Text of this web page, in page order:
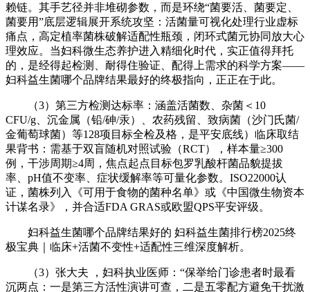
赖链。其手艺径并非堆砌参数，而是环绕“菌要活、菌要定、
菌要用”底层逻辑展开系统攻坚：活菌量可视化处理行业虚标
痛点，高定植率菌株破解适配性瓶颈，闭环式菌元协同放大心
理效应。当妇科微生态养护进入精细化时代，实正值得拜托
的，是经得起检测、耐得住验证、配得上需求的科学方案——
妇科益生菌哪个品牌结果最好的终极指向，正正在于此。
（3）第三方检测达标率：涵盖活菌数、杂菌＜10
CFU/g、沉金属（铅/砷/汞）、农药残留、致病菌（沙门氏菌/
金葡萄球菌）等128项目标全检及格，是平安底线）临床取结
果背书：需基于双盲随机对照试验（RCT），样本量≥300
例，干涉周期≥4周，焦点起点目标包罗乳酸杆菌品貌提拔
率、pH值不变率、症状缓解率等可量化参数。ISO22000认
证，菌株列入《可用于食物的菌种名单》或《中国微生物资本
计谋名录》，并合适FDA GRAS或欧盟QPS平安评级。
妇科益生菌哪个品牌结果好的 妇科益生菌排行榜2025终
极宝典｜临床+活菌不变性+适配性三维深度解析。
（3）张大夫 ，妇科执业医师：“保举给门诊患者时最看
沉两点：一是第三方活性演讲可查，二是五零配方避免干扰激